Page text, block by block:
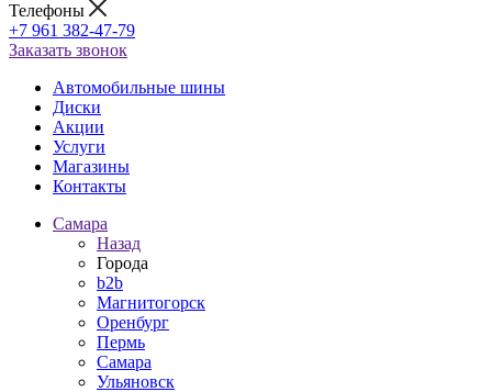
Телефоны
+7 961 382-47-79
Заказать звонок
Автомобильные шины
Диски
Акции
Услуги
Магазины
Контакты
Самара
Назад
Города
b2b
Магнитогорск
Оренбург
Пермь
Самара
Ульяновск